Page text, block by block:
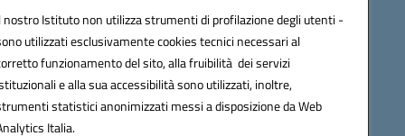
nostro Istituto non utilizza strumenti di profilazione degli utenti -
utilizzati esclusivamente cookies tecnici necessari al
funzionamento del sito, alla fruibilità dei servizi
e alla sua accessibilità sono utilizzati, inoltre,
statistici anonimizzati messi a disposizione da Web
Italia.